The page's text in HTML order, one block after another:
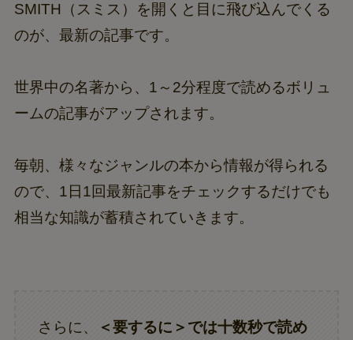
SMITH（スミス）を開くと目に飛び込んでくる
のが、最新の記事です。
世界中の名著から、1～2分程度で読めるボリュ
ームの記事がアップされます。
毎朝、様々なジャンルの本から情報が得られる
ので、1日1回最新記事をチェックするだけでも
相当な知識が蓄積されていきます。
さらに、 ＜要するに＞では十数秒で読め